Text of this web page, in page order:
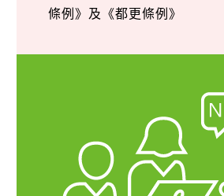
條例》及《都更條例》